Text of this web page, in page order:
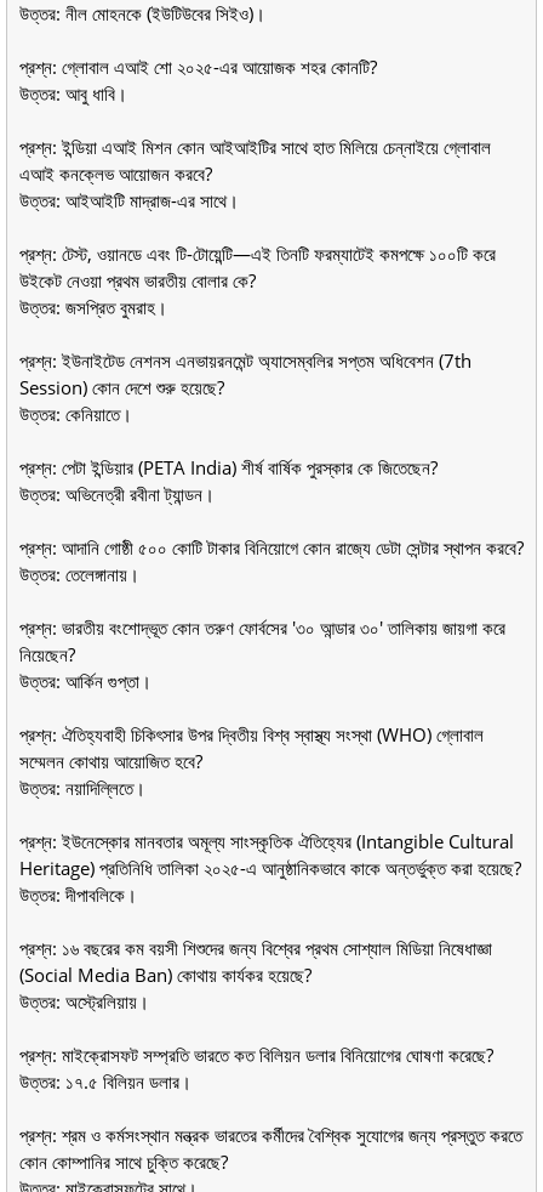
উত্তর: নীল মোহনকে (ইউটিউবের সিইও)।
প্রশ্ন: গ্লোবাল এআই শো ২০২৫-এর আয়োজক শহর কোনটি?
উত্তর: আবু ধাবি।
প্রশ্ন: ইন্ডিয়া এআই মিশন কোন আইআইটির সাথে হাত মিলিয়ে চেন্নাইয়ে গ্লোবাল
এআই কনক্লেভ আয়োজন করবে?
উত্তর: আইআইটি মাদ্রাজ-এর সাথে।
প্রশ্ন: টেস্ট, ওয়ানডে এবং টি-টোয়েন্টি—এই তিনটি ফরম্যাটেই কমপক্ষে ১০০টি করে
উইকেট নেওয়া প্রথম ভারতীয় বোলার কে?
উত্তর: জসপ্রিত বুমরাহ।
প্রশ্ন: ইউনাইটেড নেশনস এনভায়রনমেন্ট অ্যাসেম্বলির সপ্তম অধিবেশন (7th
Session) কোন দেশে শুরু হয়েছে?
উত্তর: কেনিয়াতে।
প্রশ্ন: পেটা ইন্ডিয়ার (PETA India) শীর্ষ বার্ষিক পুরস্কার কে জিতেছেন?
উত্তর: অভিনেত্রী রবীনা ট্যান্ডন।
প্রশ্ন: আদানি গোষ্ঠী ৫০০ কোটি টাকার বিনিয়োগে কোন রাজ্যে ডেটা সেন্টার স্থাপন করবে?
উত্তর: তেলেঙ্গানায়।
প্রশ্ন: ভারতীয় বংশোদ্ভূত কোন তরুণ ফোর্বসের '৩০ আন্ডার ৩০' তালিকায় জায়গা করে
নিয়েছেন?
উত্তর: আর্কিন গুপ্তা।
প্রশ্ন: ঐতিহ্যবাহী চিকিৎসার উপর দ্বিতীয় বিশ্ব স্বাস্থ্য সংস্থা (WHO) গ্লোবাল
সম্মেলন কোথায় আয়োজিত হবে?
উত্তর: নয়াদিল্লিতে।
প্রশ্ন: ইউনেস্কোর মানবতার অমূল্য সাংস্কৃতিক ঐতিহ্যের (Intangible Cultural
Heritage) প্রতিনিধি তালিকা ২০২৫-এ আনুষ্ঠানিকভাবে কাকে অন্তর্ভুক্ত করা হয়েছে?
উত্তর: দীপাবলিকে।
প্রশ্ন: ১৬ বছরের কম বয়সী শিশুদের জন্য বিশ্বের প্রথম সোশ্যাল মিডিয়া নিষেধাজ্ঞা
(Social Media Ban) কোথায় কার্যকর হয়েছে?
উত্তর: অস্ট্রেলিয়ায়।
প্রশ্ন: মাইক্রোসফট সম্প্রতি ভারতে কত বিলিয়ন ডলার বিনিয়োগের ঘোষণা করেছে?
উত্তর: ১৭.৫ বিলিয়ন ডলার।
প্রশ্ন: শ্রম ও কর্মসংস্থান মন্ত্রক ভারতের কর্মীদের বৈশ্বিক সুযোগের জন্য প্রস্তুত করতে
কোন কোম্পানির সাথে চুক্তি করেছে?